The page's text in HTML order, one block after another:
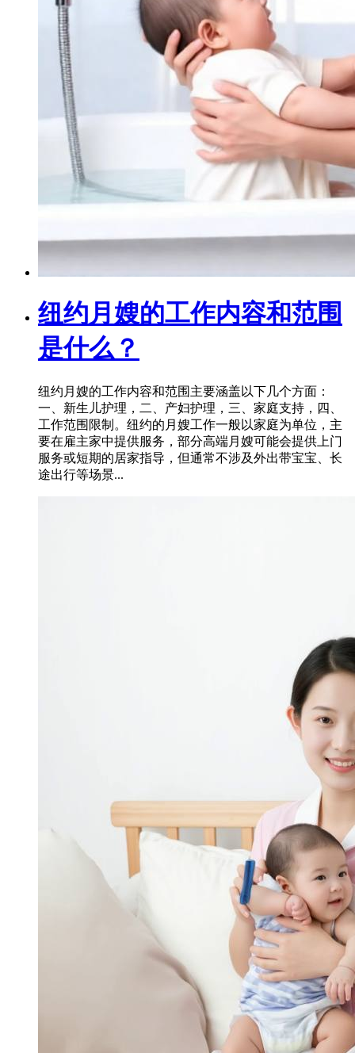
纽约月嫂的工作内容和范围
是什么？
纽约月嫂的工作内容和范围主要涵盖以下几个方面：
一、新生儿护理，二、产妇护理，三、家庭支持，四、
工作范围限制。纽约的月嫂工作一般以家庭为单位，主
要在雇主家中提供服务，部分高端月嫂可能会提供上门
服务或短期的居家指导，但通常不涉及外出带宝宝、长
途出行等场景...